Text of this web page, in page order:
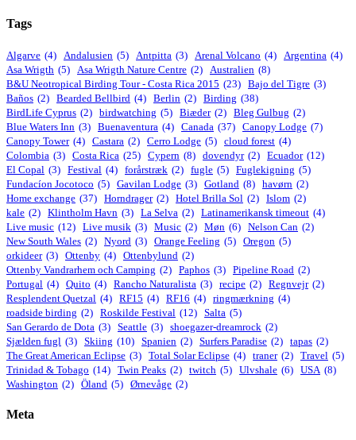
Tags
Algarve (4) Andalusien (5) Antpitta (3) Arenal Volcano (4) Argentina (4)
Asa Wrigth (5) Asa Wrigth Nature Centre (2) Australien (8)
B&U Neotropical Birding Tour - Costa Rica 2015 (23) Bajo del Tigre (3)
Baños (2) Bearded Bellbird (4) Berlin (2) Birding (38)
BirdLife Cyprus (2) birdwatching (5) Biæder (2) Bleg Gulbug (2)
Blue Waters Inn (3) Buenaventura (4) Canada (37) Canopy Lodge (7)
Canopy Tower (4) Castara (2) Cerro Lodge (5) cloud forest (4)
Colombia (3) Costa Rica (25) Cypern (8) dovendyr (2) Ecuador (12)
El Copal (3) Festival (4) forårstræk (2) fugle (5) Fuglekigning (5)
Fundacíon Jocotoco (5) Gavilan Lodge (3) Gotland (8) havørn (2)
Home exchange (37) Horndrager (2) Hotel Brilla Sol (2) Islom (2)
kale (2) Klintholm Havn (3) La Selva (2) Latinamerikansk timeout (4)
Live music (12) Live musik (3) Music (2) Møn (6) Nelson Can (2)
New South Wales (2) Nyord (3) Orange Feeling (5) Oregon (5)
orkideer (3) Ottenby (4) Ottenbylund (2)
Ottenby Vandrarhem och Camping (2) Paphos (3) Pipeline Road (2)
Portugal (4) Quito (4) Rancho Naturalista (3) recipe (2) Regnvejr (2)
Resplendent Quetzal (4) RF15 (4) RF16 (4) ringmærkning (4)
roadside birding (2) Roskilde Festival (12) Salta (5)
San Gerardo de Dota (3) Seattle (3) shoegazer-dreamrock (2)
Sjælden fugl (3) Skiing (10) Spanien (2) Surfers Paradise (2) tapas (2)
The Great American Eclipse (3) Total Solar Eclipse (4) traner (2) Travel (5)
Trinidad & Tobago (14) Twin Peaks (2) twitch (5) Ulvshale (6) USA (8)
Washington (2) Öland (5) Ørnevåge (2)
Meta